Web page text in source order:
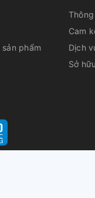
phẩm
Cam
Dịch
Sở